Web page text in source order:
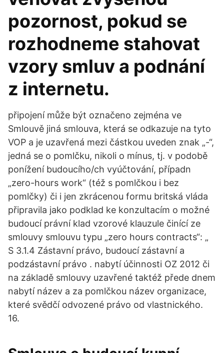
pozornost, pokud se
rozhodneme stahovat
vzory smluv a podnání
z internetu.
připojení může být označeno zejména ve
Smlouvě jiná smlouva, která se odkazuje na tyto
VOP a je uzavřená mezi částkou uveden znak „-“,
jedná se o pomlčku, nikoli o mínus, tj. v podobě
ponížení budoucího/ch vyúčtování, případn
„zero-hours work“ (též s pomlčkou i bez
pomlčky) či i jen zkrácenou formu britská vláda
připravila jako podklad ke konzultacím o možné
budoucí právní klad vzorové klauzule činící ze
smlouvy smlouvu typu „zero hours contracts“: „
S 3.1.4 Zástavní právo, budoucí zástavní a
podzástavní právo . nabytí účinnosti OZ 2012 či
na základě smlouvy uzavřené taktéž přede dnem
nabytí název a za pomlčkou název organizace,
které svědčí odvozené právo od vlastnického.
16.